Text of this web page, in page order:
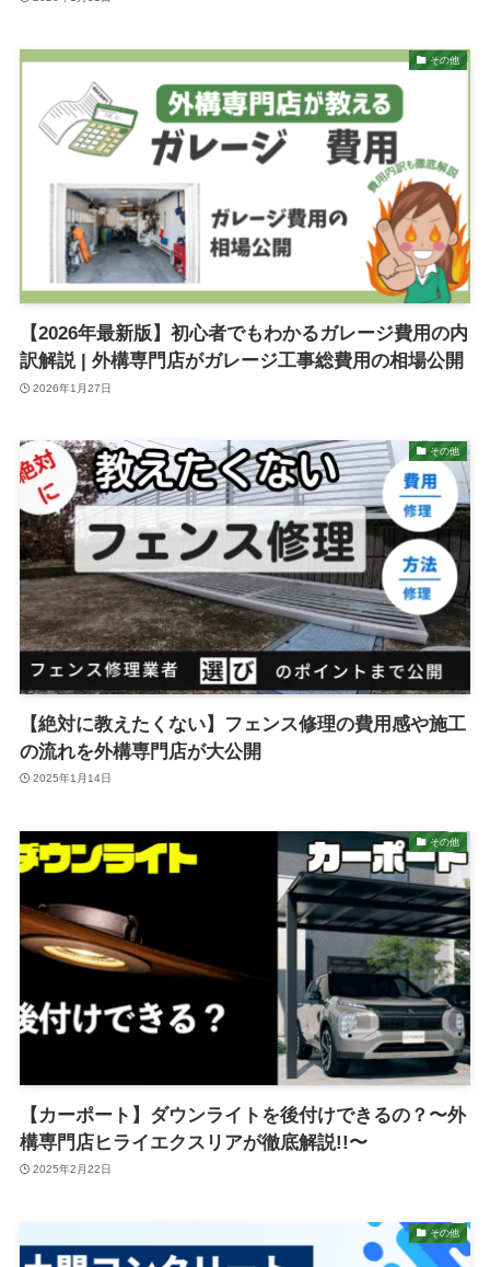
その他
【2026年最新版】初心者でもわかるガレージ費用の内
訳解説 | 外構専門店がガレージ工事総費用の相場公開
2026年1月27日
その他
【絶対に教えたくない】フェンス修理の費用感や施工
の流れを外構専門店が大公開
2025年1月14日
その他
【カーポート】ダウンライトを後付けできるの？〜外
構専門店ヒライエクスリアが徹底解説!!〜
2025年2月22日
その他